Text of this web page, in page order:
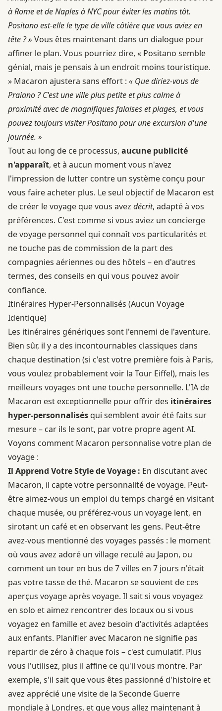
à Rome et de Naples à NYC pour éviter les matins tôt.
Positano est-elle le type de ville côtière que vous aviez en
tête ? » Vous êtes maintenant dans un dialogue pour
affiner le plan. Vous pourriez dire, « Positano semble
génial, mais je pensais à un endroit moins touristique.
» Macaron ajustera sans effort : « Que diriez-vous de
Praiano ? C'est une ville plus petite et plus calme à
proximité avec de magnifiques falaises et plages, et vous
pouvez toujours visiter Positano pour une excursion d'une
journée. »
Tout au long de ce processus, aucune publicité
n'apparaît, et à aucun moment vous n'avez
l'impression de lutter contre un système conçu pour
vous faire acheter plus. Le seul objectif de Macaron est
de créer le voyage que vous avez décrit, adapté à vos
préférences. C'est comme si vous aviez un concierge
de voyage personnel qui connaît vos particularités et
ne touche pas de commission de la part des
compagnies aériennes ou des hôtels – en d'autres
termes, des conseils en qui vous pouvez avoir
confiance.
Itinéraires Hyper-Personnalisés (Aucun Voyage
Identique)
Les itinéraires génériques sont l'ennemi de l'aventure.
Bien sûr, il y a des incontournables classiques dans
chaque destination (si c'est votre première fois à Paris,
vous voulez probablement voir la Tour Eiffel), mais les
meilleurs voyages ont une touche personnelle. L'IA de
Macaron est exceptionnelle pour offrir des itinéraires
hyper-personnalisésqui semblent avoir été faits sur
mesure – car ils le sont, par votre propre agent AI.
Voyons comment Macaron personnalise votre plan de
voyage :
Il Apprend Votre Style de Voyage : En discutant avec
Macaron, il capte votre personnalité de voyage. Peut-
être aimez-vous un emploi du temps chargé en visitant
chaque musée, ou préférez-vous un voyage lent, en
sirotant un café et en observant les gens. Peut-être
avez-vous mentionné des voyages passés : le moment
où vous avez adoré un village reculé au Japon, ou
comment un tour en bus de 7 villes en 7 jours n'était
pas votre tasse de thé. Macaron se souvient de ces
aperçus voyage après voyage. Il sait si vous voyagez
en solo et aimez rencontrer des locaux ou si vous
voyagez en famille et avez besoin d'activités adaptées
aux enfants. Planifier avec Macaron ne signifie pas
repartir de zéro à chaque fois – c'est cumulatif. Plus
vous l'utilisez, plus il affine ce qu'il vous montre. Par
exemple, s'il sait que vous êtes passionné d'histoire et
avez apprécié une visite de la Seconde Guerre
mondiale à Londres, et que vous allez maintenant à